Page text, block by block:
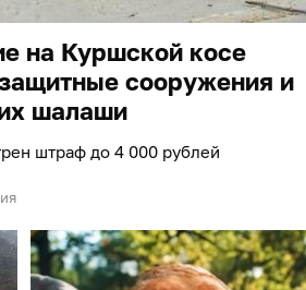
на Куршской косе
сооружения и
шалаши
штраф до 4 000 рублей